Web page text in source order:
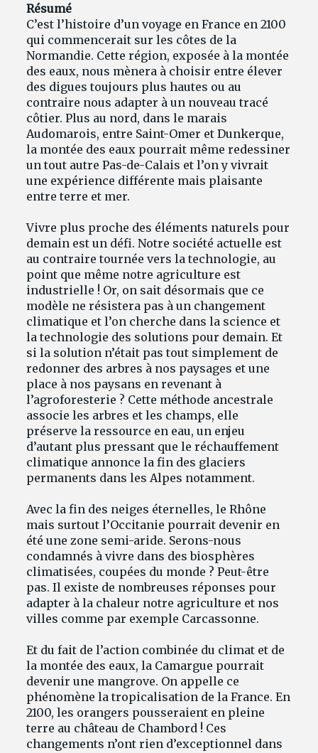
Résumé
C’est l’histoire d’un voyage en France en 2100
qui commencerait sur les côtes de la
Normandie. Cette région, exposée à la montée
des eaux, nous mènera à choisir entre élever
des digues toujours plus hautes ou au
contraire nous adapter à un nouveau tracé
côtier. Plus au nord, dans le marais
Audomarois, entre Saint-Omer et Dunkerque,
la montée des eaux pourrait même redessiner
un tout autre Pas-de-Calais et l’on y vivrait
une expérience différente mais plaisante
entre terre et mer.
Vivre plus proche des éléments naturels pour
demain est un défi. Notre société actuelle est
au contraire tournée vers la technologie, au
point que même notre agriculture est
industrielle ! Or, on sait désormais que ce
modèle ne résistera pas à un changement
climatique et l’on cherche dans la science et
la technologie des solutions pour demain. Et
si la solution n’était pas tout simplement de
redonner des arbres à nos paysages et une
place à nos paysans en revenant à
l’agroforesterie ? Cette méthode ancestrale
associe les arbres et les champs, elle
préserve la ressource en eau, un enjeu
d’autant plus pressant que le réchauffement
climatique annonce la fin des glaciers
permanents dans les Alpes notamment.
Avec la fin des neiges éternelles, le Rhône
mais surtout l’Occitanie pourrait devenir en
été une zone semi-aride. Serons-nous
condamnés à vivre dans des biosphères
climatisées, coupées du monde ? Peut-être
pas. Il existe de nombreuses réponses pour
adapter à la chaleur notre agriculture et nos
villes comme par exemple Carcassonne.
Et du fait de l’action combinée du climat et de
la montée des eaux, la Camargue pourrait
devenir une mangrove. On appelle ce
phénomène la tropicalisation de la France. En
2100, les orangers pousseraient en pleine
terre au château de Chambord ! Ces
changements n’ont rien d’exceptionnel dans